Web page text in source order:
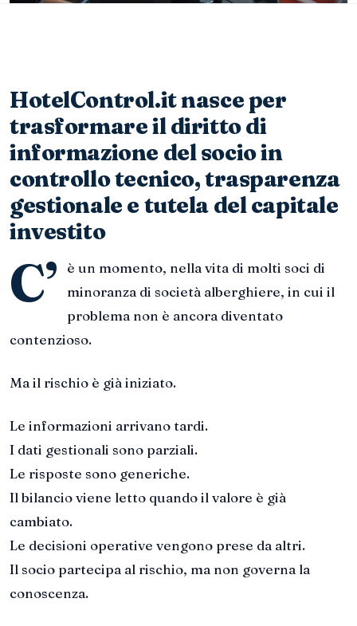
HotelControl.it nasce per
trasformare il diritto di
informazione del socio in
controllo tecnico, trasparenza
gestionale e tutela del capitale
investito
C’
è un momento, nella vita di molti soci di
minoranza di società alberghiere, in cui il
problema non è ancora diventato
contenzioso.
Ma il rischio è già iniziato.
Le informazioni arrivano tardi.
I dati gestionali sono parziali.
Le risposte sono generiche.
Il bilancio viene letto quando il valore è già
cambiato.
Le decisioni operative vengono prese da altri.
Il socio partecipa al rischio, ma non governa la
conoscenza.